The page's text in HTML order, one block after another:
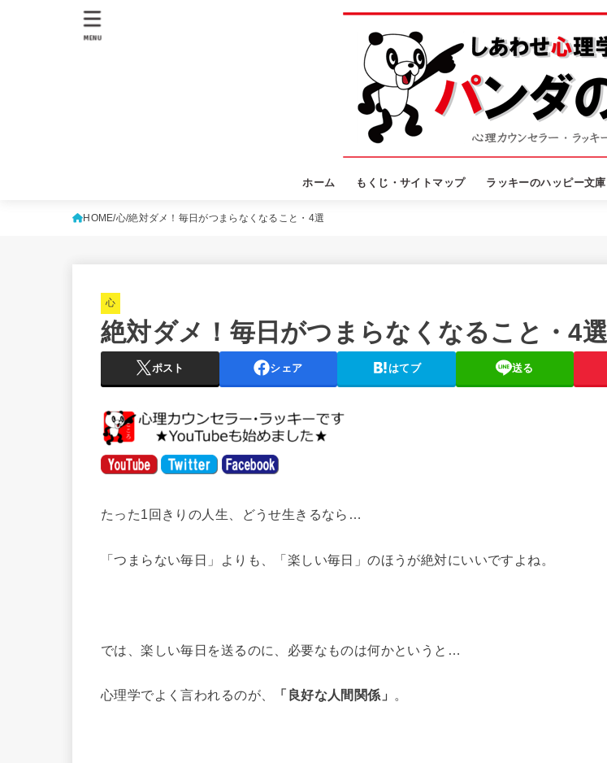
ホーム もくじ・サイトマップ ラッキーのハッピー文庫
MENU
HOME 心 絶対ダメ！毎日がつまらなくなること・4選
心
絶対ダメ！毎日がつまらなくなること・4選
ポスト シェア はてブ 送る
たった1回きりの人生、どうせ生きるなら…
「つまらない毎日」よりも、「楽しい毎日」のほうが絶対にいいですよね。
では、楽しい毎日を送るのに、必要なものは何かというと…
心理学でよく言われるのが、 「良好な人間関係」 。